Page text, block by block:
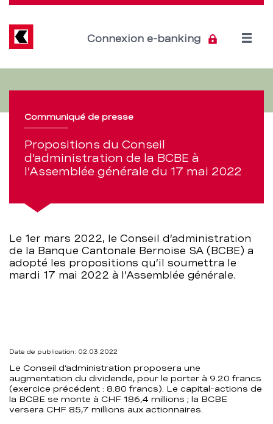
du
Conseil
d’administration
BCBE
–
Direkt
Inhalt
Connexion e-banking
Open
navigation
service
Communiqué de presse
Propositions du Conseil
d’administration de la BCBE à
l’Assemblée générale du 17 mai 2022
Le 1er mars 2022, le Conseil d’administration
de la Banque Cantonale Bernoise SA (BCBE) a
adopté les propositions qu’il soumettra le
mardi 17 mai 2022 à l’Assemblée générale.
Date de publication: 02.03.2022
Le Conseil d’administration proposera une
augmentation du dividende, pour le porter à 9.20 francs
(exercice précédent : 8.80 francs). Le capital-actions de
la BCBE se monte à CHF 186,4 millions ; la BCBE
versera CHF 85,7 millions aux actionnaires.